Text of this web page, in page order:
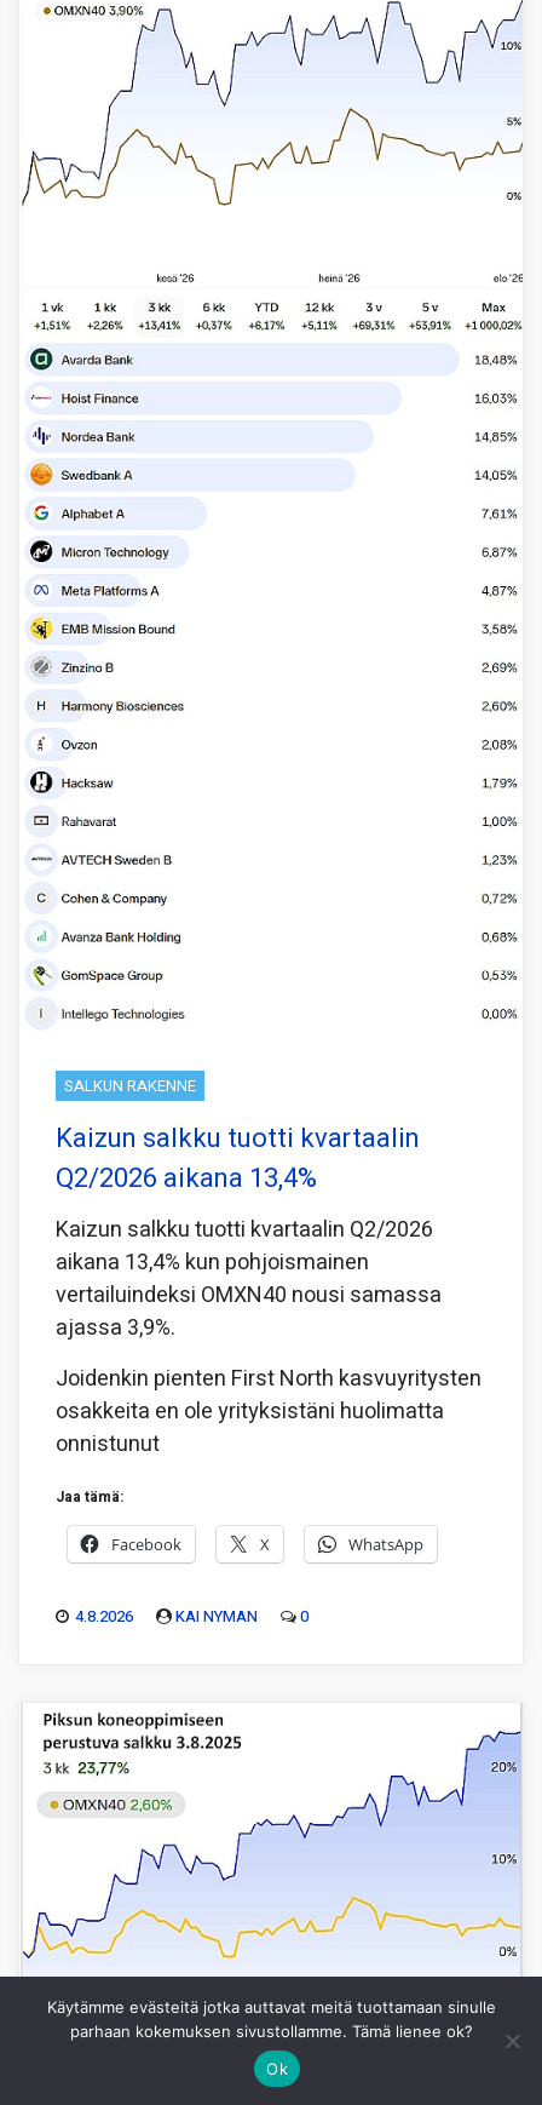
SALKUN RAKENNE
Kaizun salkku tuotti kvartaalin
Q2/2026 aikana 13,4%
Kaizun salkku tuotti kvartaalin Q2/2026
aikana 13,4% kun pohjoismainen
vertailuindeksi OMXN40 nousi samassa
ajassa 3,9%.
Joidenkin pienten First North kasvuyritysten
osakkeita en ole yrityksistäni huolimatta
onnistunut
Jaa tämä:
Facebook X WhatsApp
4.8.2026 KAI NYMAN 0
Käytämme evästeitä jotka auttavat meitä tuottamaan sinulle
parhaan kokemuksen sivustollamme. Tämä lienee ok?
Ok